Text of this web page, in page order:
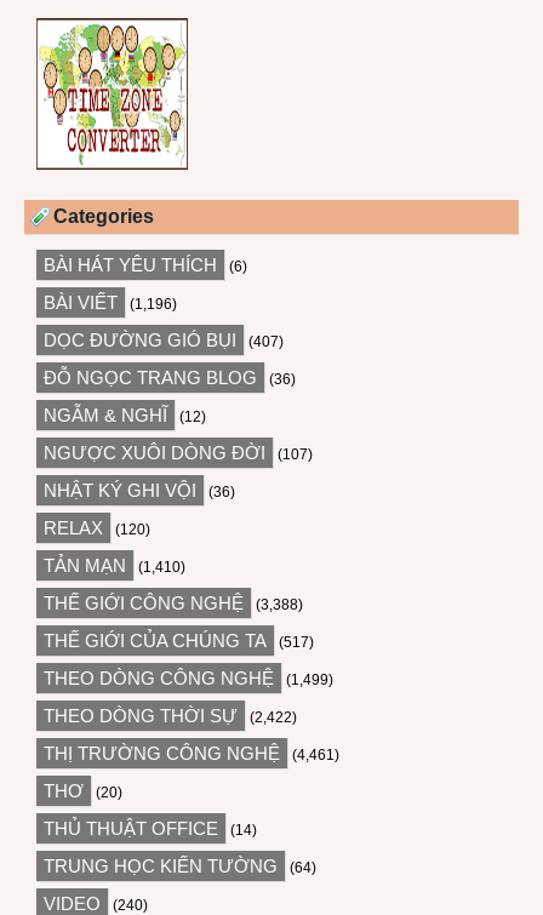
Categories
BÀI HÁT YÊU THÍCH (6)
BÀI VIẾT (1,196)
DỌC ĐƯỜNG GIÓ BỤI (407)
ĐỖ NGỌC TRANG BLOG (36)
NGẪM & NGHĨ (12)
NGƯỢC XUÔI DÒNG ĐỜI (107)
NHẬT KÝ GHI VỘI (36)
RELAX (120)
TẢN MẠN (1,410)
THẾ GIỚI CÔNG NGHỆ (3,388)
THẾ GIỚI CỦA CHÚNG TA (517)
THEO DÒNG CÔNG NGHỆ (1,499)
THEO DÒNG THỜI SỰ (2,422)
THỊ TRƯỜNG CÔNG NGHỆ (4,461)
THƠ (20)
THỦ THUẬT OFFICE (14)
TRUNG HỌC KIẾN TƯỜNG (64)
VIDEO (240)